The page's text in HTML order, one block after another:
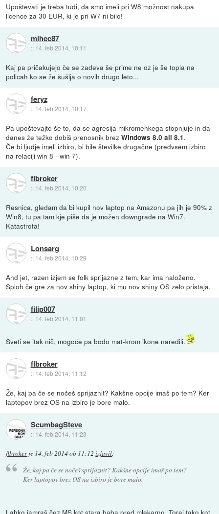
Upoštevati je treba tudi, da smo imeli pri W8 možnost nakupa
licence za 30 EUR, ki je pri W7 ni bilo!
mihec87
:: 14. feb 2014, 10:11
Kaj pa pričakujejo če se zadeva še prime ne oz je še topla na
policah ko se že šušlja o novih drugo leto...
feryz
:: 14. feb 2014, 10:17
Pa upoštevajte še to, da se agresija mikromehkega stopnjuje in da
danes že težko dobiš prenosnik brezWindows 8.0 ali 8.1 .
Če bi ljudje imeli izbiro, bi bile številke drugačne (predvsem izbiro
na relaciji win 8 - win 7).
flbroker
:: 14. feb 2014, 10:20
Resnica, gledam da bi kupil nov laptop na Amazonu pa jih je 90% z
Win8, tu pa tam kje piše da je možen downgrade na Win7.
Katastrofa!
Lonsarg
:: 14. feb 2014, 10:29
And jet, razen izjem se folk sprijazne z tem, kar ima naloženo.
Sploh če gre za nov shiny laptop, ki mu nov shiny OS zelo pristaja.
filip007
:: 14. feb 2014, 11:01
Sveti se itak nič, mogoče pa bodo mat-krom ikone naredili.
flbroker
:: 14. feb 2014, 11:12
Že, kaj pa če se nočeš sprijaznit? Kakšne opcije imaš po tem? Ker
laptopov brez OS na izbiro je bore malo.
ScumbagSteve
:: 14. feb 2014, 11:23
flbrokerje 14. feb 2014 ob 11:12 izjavil:
Že, kaj pa če se nočeš sprijaznit? Kakšne opcije imaš po tem?
Ker laptopov brez OS na izbiro je bore malo.
Lahko jamraš čez MS kot stara baba pred mlekarno. Torej tako kot